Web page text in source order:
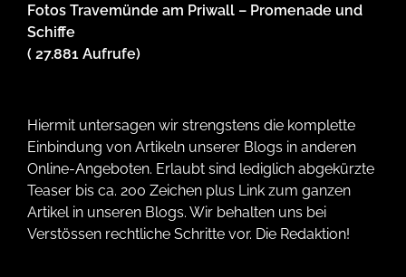
Fotos Travemünde am Priwall – Promenade und
Schiffe
( 27.881 Aufrufe)
Hiermit untersagen wir strengstens die komplette
Einbindung von Artikeln unserer Blogs in anderen
Online-Angeboten. Erlaubt sind lediglich abgekürzte
Teaser bis ca. 200 Zeichen plus Link zum ganzen
Artikel in unseren Blogs. Wir behalten uns bei
Verstössen rechtliche Schritte vor. Die Redaktion!